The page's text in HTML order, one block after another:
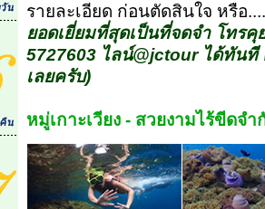
รายละเอียด ก่อนตัดสินใจ หรือ
ยอดเยี่ยมที่สุดเป็นที่จดจำ โทรคุ
5727603 ไลน์@jctour ได้ทันที
เลยครับ)
หมู่เกาะเวียง - สวยงามไร้ขีดจำ